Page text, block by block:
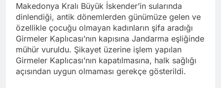
Makedonya Kralı Büyük İskender’in sularında
dinlendiği, antik dönemlerden günümüze gelen ve
özellikle çocuğu olmayan kadınların şifa aradığı
Girmeler Kaplıcası’nın kapısına Jandarma eşliğinde
mühür vuruldu. Şikayet üzerine işlem yapılan
Girmeler Kaplıcası’nın kapatılmasına, halk sağlığı
açısından uygun olmaması gerekçe gösterildi.